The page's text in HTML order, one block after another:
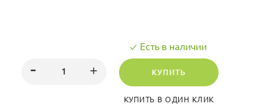
Есть в наличии
КУПИТЬ
КУПИТЬ В ОДИН КЛИК